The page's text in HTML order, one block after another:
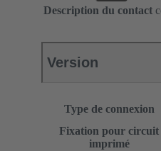
Description du contact
Version
Type de connexion
Fixation pour circuit
imprimé